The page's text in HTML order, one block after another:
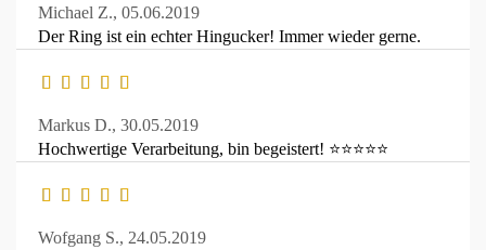
Michael Z., 05.06.2019
Der Ring ist ein echter Hingucker! Immer wieder gerne.
Markus D., 30.05.2019
Hochwertige Verarbeitung, bin begeistert! ⭐⭐⭐⭐⭐
Wofgang S., 24.05.2019